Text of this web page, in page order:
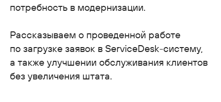
потребность в модернизации.
Рассказываем о проведенной работе
по загрузке заявок в ServiceDesk-систему,
а также улучшении обслуживания клиентов
без увеличения штата.